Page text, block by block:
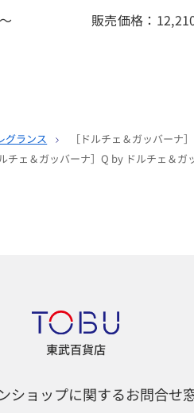
販売価格：
グランス
［ドルチェ＆ガッバーナ
ルチェ＆ガッバーナ］Q by ドルチェ＆
東武百貨店
ショップに関するお問合せ